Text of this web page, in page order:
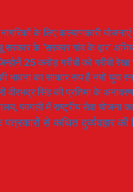
के लिए कल्याणकारी
के ‘सरकार गांव के द्वार’
25 करोड़ गरीबों को गरीबी
भावना का साकार रूप है नमो युवा
वीरभद्र सिंह की प्रतिमा के
फागली में राष्ट्रीय सेवा योजना
से कथित दुर्व्यवहार की